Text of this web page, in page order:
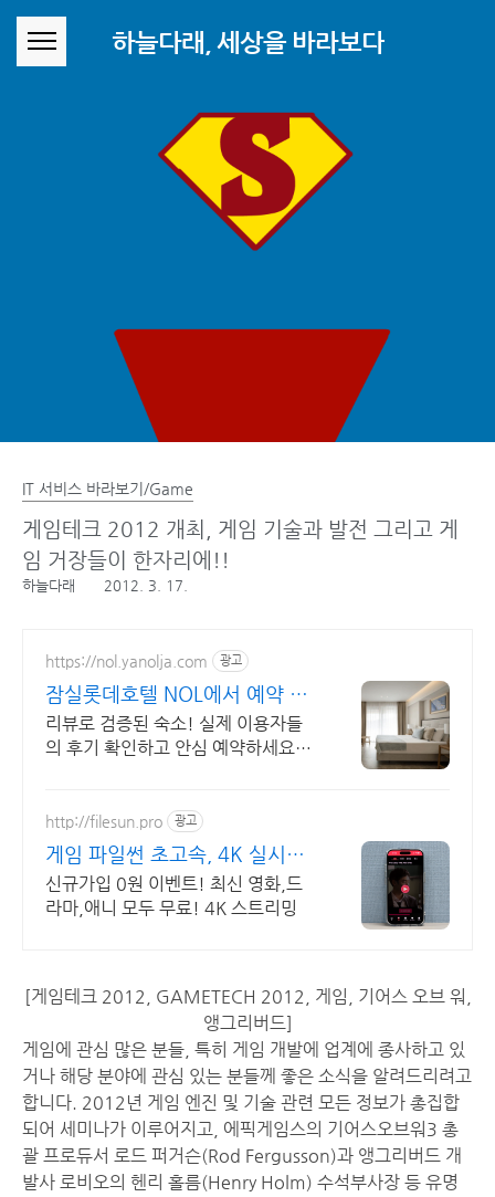
하늘다래, 세상을 바라보다
IT 서비스 바라보기/Game
게임테크 2012 개최, 게임 기술과 발전 그리고 게
임 거장들이 한자리에!!
하늘다래 2012. 3. 17.
https://nol.yanolja.com 광고
잠실롯데호텔 NOL에서 예약 오
늘의 숙박 핫딜!
리뷰로 검증된 숙소! 실제 이용자들
의 후기 확인하고 안심 예약하세요!
http://filesun.pro 광고
게임 파일썬 초고속, 4K 실시간
보기!
신규가입 0원 이벤트! 최신 영화,드
라마,애니 모두 무료! 4K 스트리밍
[게임테크 2012, GAMETECH 2012, 게임, 기어스 오브 워,
앵그리버드]
게임에 관심 많은 분들, 특히 게임 개발에 업계에 종사하고 있
거나 해당 분야에 관심 있는 분들께 좋은 소식을 알려드리려고
합니다. 2012년 게임 엔진 및 기술 관련 모든 정보가 총집합
되어 세미나가 이루어지고, 에픽게임스의 기어스오브워3 총
괄 프로듀서 로드 퍼거슨(Rod Fergusson)과 앵그리버드 개
발사 로비오의 헨리 홀름(Henry Holm) 수석부사장 등 유명